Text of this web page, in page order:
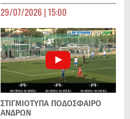
29/07/2026 | 15:00
ΣΤΙΓΜΙΟΤΥΠΑ ΠΟΔΌΣΦΑΙΡΟ
ΑΝΔΡΏΝ